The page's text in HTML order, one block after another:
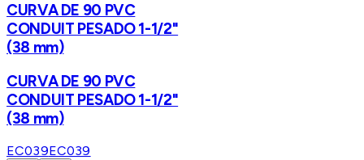
CURVA DE 90 PVC
CONDUIT PESADO 1-1/2"
(38 mm)
CURVA DE 90 PVC
CONDUIT PESADO 1-1/2"
(38 mm)
EC039EC039